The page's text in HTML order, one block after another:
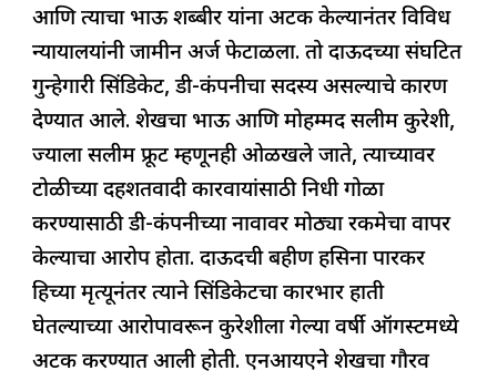
आणि त्याचा भाऊ शब्बीर यांना अटक केल्यानंतर विविध
न्यायालयांनी जामीन अर्ज फेटाळला. तो दाऊदच्या संघटित
गुन्हेगारी सिंडिकेट, डी-कंपनीचा सदस्य असल्याचे कारण
देण्यात आले. शेखचा भाऊ आणि मोहम्मद सलीम कुरेशी,
ज्याला सलीम फ्रूट म्हणूनही ओळखले जाते, त्याच्यावर
टोळीच्या दहशतवादी कारवायांसाठी निधी गोळा
करण्यासाठी डी-कंपनीच्या नावावर मोठ्या रकमेचा वापर
केल्याचा आरोप होता. दाऊदची बहीण हसिना पारकर
हिच्या मृत्यूनंतर त्याने सिंडिकेटचा कारभार हाती
घेतल्याच्या आरोपावरून कुरेशीला गेल्या वर्षी ऑगस्टमध्ये
अटक करण्यात आली होती. एनआयएने शेखचा गौरव